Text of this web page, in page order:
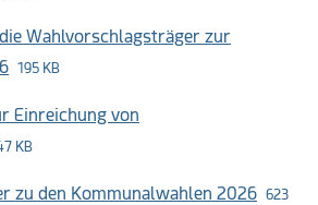
Wahlvorschlagsträger zur
195 KB
Einreichung von
KB
zu den Kommunalwahlen 2026 623